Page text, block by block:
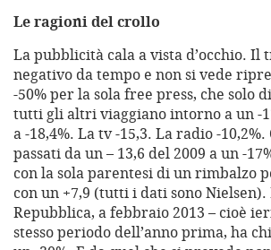
Le ragioni del crollo
La pubblicità cala a vista d’occhio. Il
negativo da tempo e non si vede
-50% per la sola free press, che solo
tutti gli altri viaggiano intorno a un -
a -18,4%. La tv -15,3. La radio -10,2%.
passati da un – 13,6 del 2009 a un -
con la sola parentesi di un rimbalzo
con un +7,9 (tutti i dati sono Nielsen).
Repubblica, a febbraio 2013 – cioè
stesso periodo dell’anno prima, ha